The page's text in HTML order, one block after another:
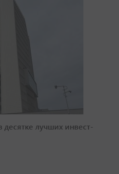
лучших инвест-